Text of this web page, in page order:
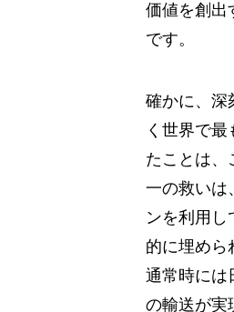
価値を創出
です。
確かに、深
く世界で
たことは、
一の救いは
ンを利用し
的に埋めら
通常時には
の輸送が実